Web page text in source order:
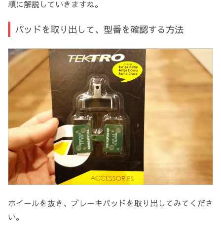
順に解説していきますね。
パッドを取り出して、型番を確認する方法
ホイールを抜き、ブレーキパッドを取り出してみてくださ
い。